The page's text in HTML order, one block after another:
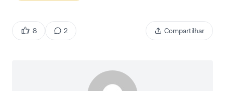
8 2 Compartilhar